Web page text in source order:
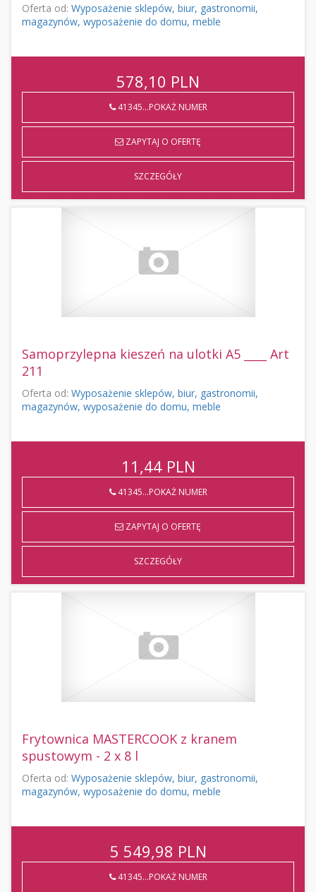
Oferta od: Wyposażenie sklepów, biur, gastronomii,
magazynów, wyposażenie do domu, meble
578,10 PLN
41345...POKAŻ NUMER
ZAPYTAJ O OFERTĘ
SZCZEGÓŁY
Samoprzylepna kieszeń na ulotki A5 ____ Art
211
Oferta od: Wyposażenie sklepów, biur, gastronomii,
magazynów, wyposażenie do domu, meble
11,44 PLN
41345...POKAŻ NUMER
ZAPYTAJ O OFERTĘ
SZCZEGÓŁY
Frytownica MASTERCOOK z kranem
spustowym - 2 x 8 l
Oferta od: Wyposażenie sklepów, biur, gastronomii,
magazynów, wyposażenie do domu, meble
5 549,98 PLN
41345...POKAŻ NUMER